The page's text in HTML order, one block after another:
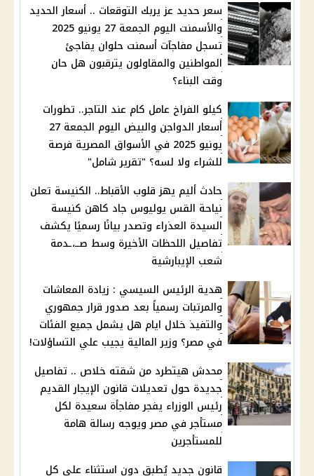
سعر حديد عز يربك التوقعات .. أسعار الحديد
والأسمنت اليوم الجمعة 27 يونيو 2025
تسجل مفاجآت أسمنت حلوان يفاجئ
المواطنين والمقاولون يترقبون هل حان
وقت البناء؟
كيلو الفراخ عامل كام عند التاجر.. تطورات
أسعار الدواجن والبيض اليوم الجمعة 27
يونيو 2025 في الأسواق المصرية فرصة
للشراء ولا لسه؟ "تقرير شامل"
حادث أليم يهز قلوب الأقباط.. الكنيسة تعلن
نياحة القس يوليوس جاد كاهن كنيسة
السيدة العذراء وتصدر بيانًا رسميًا يكشف
تفاصيل اللحظات الأخيرة وسط صــ،ـدمة
شعب الإيبارشية
هدية الرئيس السيسي : زيادة المعاشات
والمرتبات رسمياً بعد صدور قرار جمهوري
والتفيذ خلال ايام هل يشمل جميع الفئات
في مصر؟ وزير المالية يجيب علي التساؤلات!
محدش هيتطرد من شقته خلاص .. تفاصيل
جديدة حول تعديلات قانون الإيجار القديم
رئيس الوزراء يفجر مفاجأة سعيدة لكل
مستأجر في مصر ويوجه رسالة هامة
للمستأجرين
قانون جديد يُطبق دون استثناء علي كل